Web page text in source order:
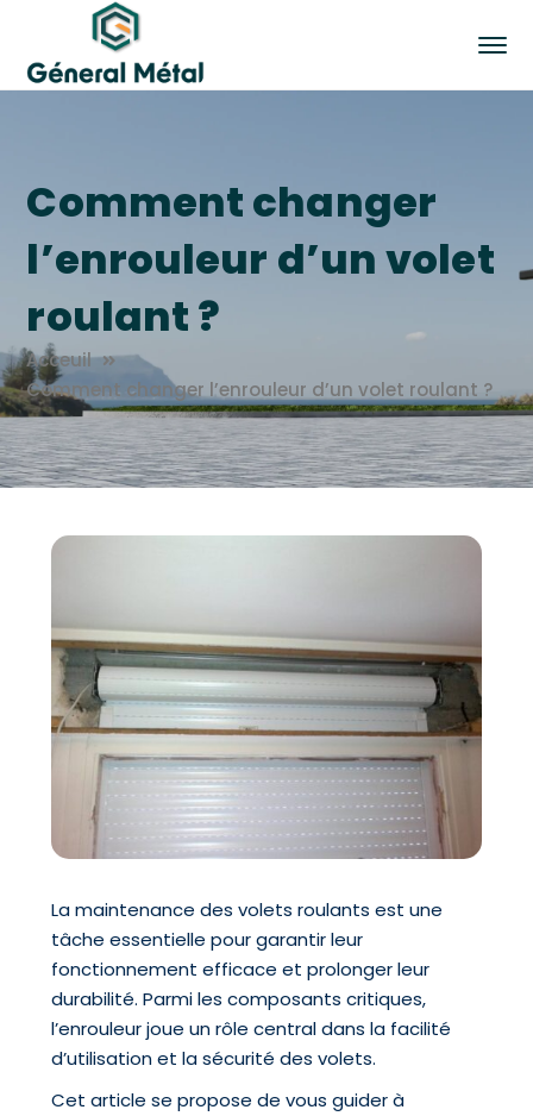
Comment changer
l’enrouleur d’un volet
roulant ?
Acceuil
Comment changer l’enrouleur d’un volet roulant ?
La maintenance des volets roulants est une
tâche essentielle pour garantir leur
fonctionnement efficace et prolonger leur
durabilité. Parmi les composants critiques,
l’enrouleur joue un rôle central dans la facilité
d’utilisation et la sécurité des volets.
Cet article se propose de vous guider à